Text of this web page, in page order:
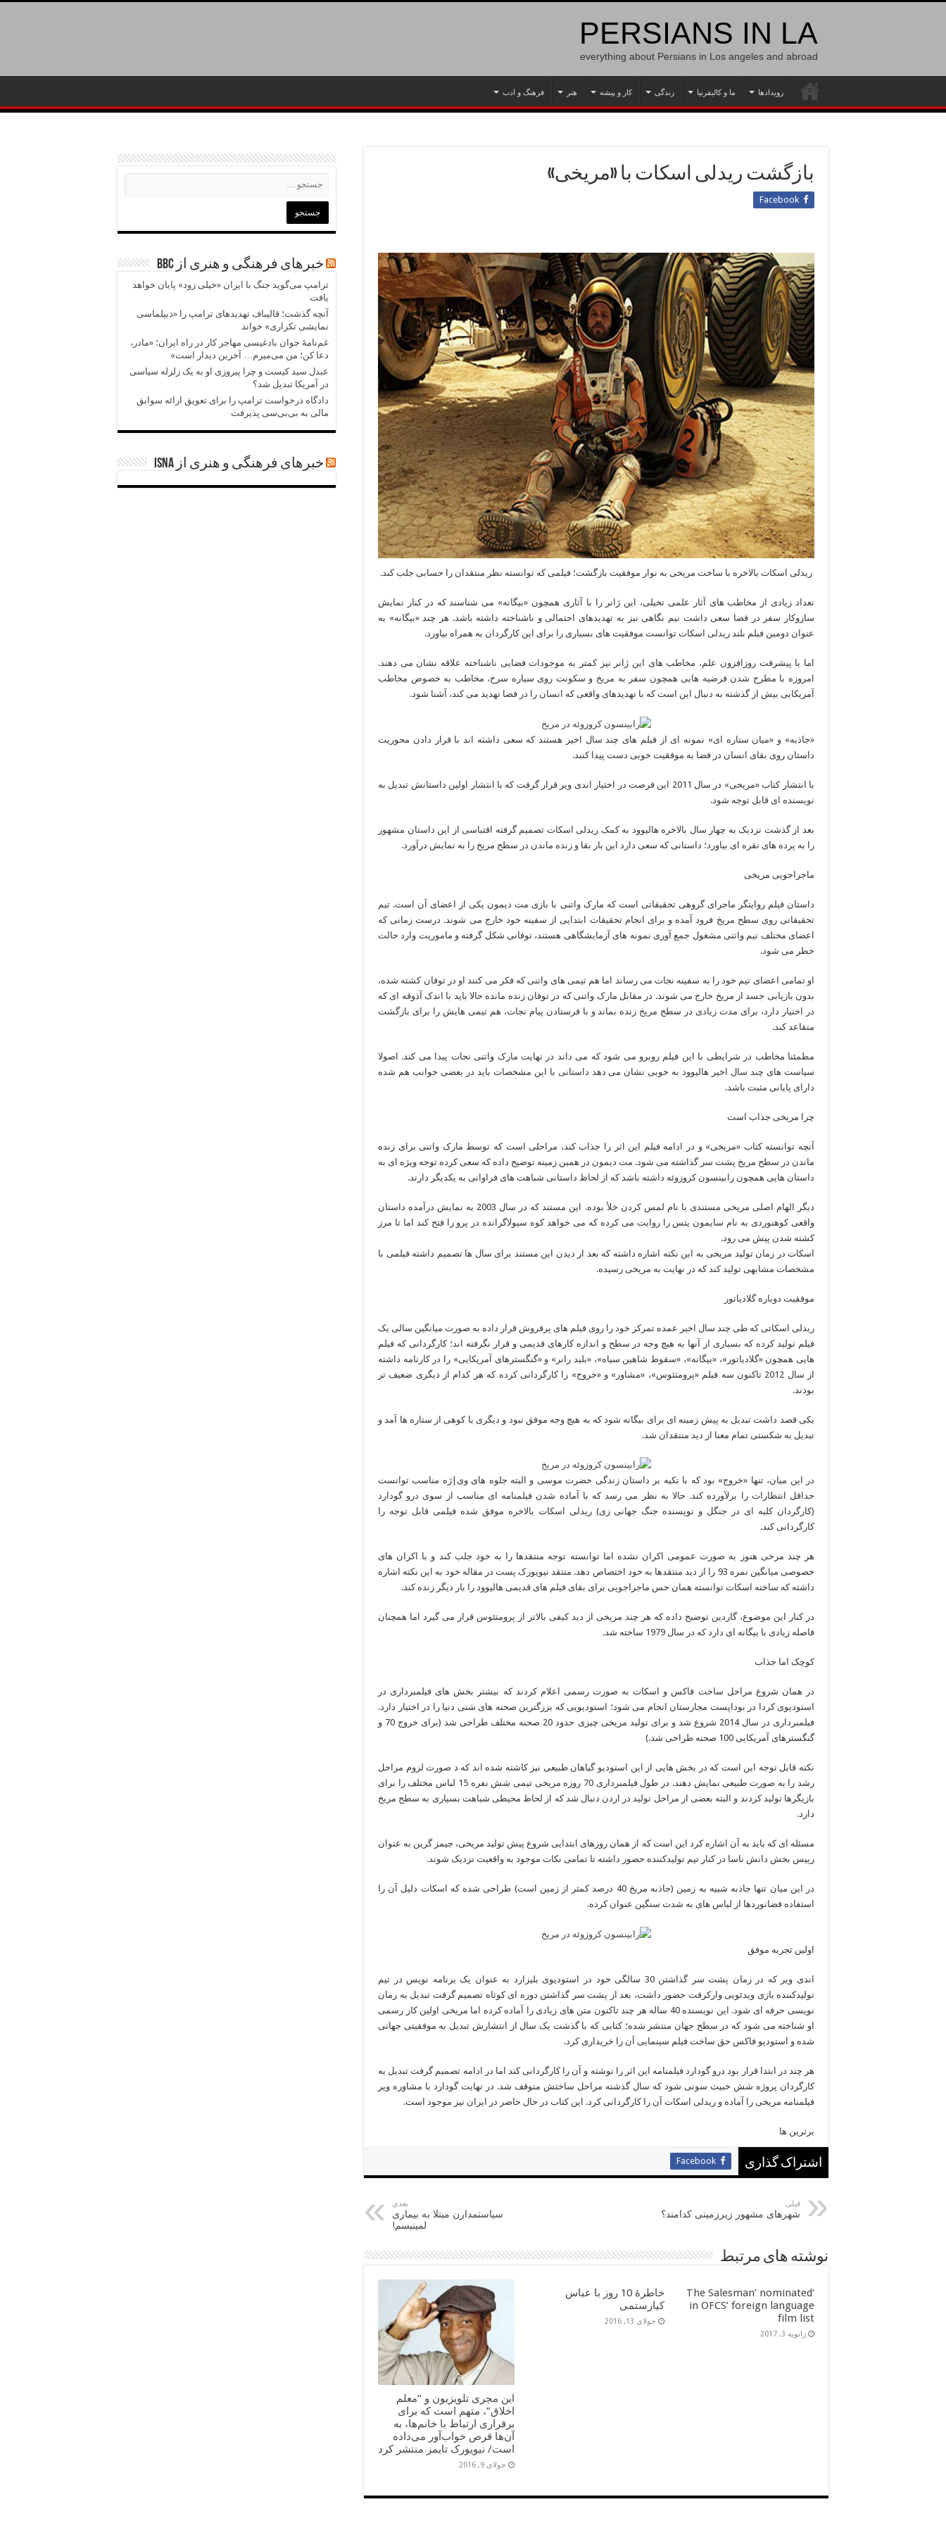
PERSIANS IN LA
everything about Persians in Los angeles and abroad
رویدادها ما و کالیفرنیا زندگی کار و پیشه هنر فرهنگ و ادب
بازگشت ریدلی اسکات با «مریخی»
Facebook
ریدلی اسکات بالاخره با ساخت مریخی به نوار موفقیت بازگشت؛ فیلمی که توانسته نظر منتقدان را حسابی جلب کند.
تعداد زیادی از مخاطب های آثار علمی تخیلی، این ژانر را با آثاری همچون «بیگانه» می شناسند که در کنار نمایش
سازوکار سفر در فضا سعی داشت نیم نگاهی نیز به تهدیدهای احتمالی و ناشناخته داشته باشد. هر چند «بیگانه» به
عنوان دومین فیلم بلند ریدلی اسکات توانست موفقیت های بسیاری را برای این کارگردان به همراه بیاورد.
اما با پیشرفت روزافزون علم، مخاطب های این ژانر نیز کمتر به موجودات فضایی ناشناخته علاقه نشان می دهند.
امروزه با مطرح شدن فرضیه هایی همچون سفر به مریخ و سکونت روی سیاره سرخ، مخاطب به خصوص مخاطب
آمریکایی بیش از گذشته به دنبال این است که با تهدیدهای واقعی که انسان را در فضا تهدید می کند، آشنا شود.
«جاذبه» و «میان ستاره ای» نمونه ای از فیلم های چند سال اخیر هستند که سعی داشته اند با قرار دادن محوریت
داستان روی بقای انسان در فضا به موفقیت خوبی دست پیدا کنند.
با انتشار کتاب «مریخی» در سال 2011 این فرصت در اختیار اندی ویر قرار گرفت که با انتشار اولین داستانش تبدیل به
نویسنده ای قابل توجه شود.
بعد از گذشت نزدیک به چهار سال بالاخره هالیوود به کمک ریدلی اسکات تصمیم گرفته اقتباسی از این داستان مشهور
را به پرده های نقره ای بیاورد؛ داستانی که سعی دارد این بار بقا و زنده ماندن در سطح مریخ را به نمایش درآورد.
ماجراجویی مریخی
داستان فیلم روایتگر ماجرای گروهی تحقیقاتی است که مارک واتنی با بازی مت دیمون یکی از اعضای آن است. تیم
تحقیقاتی روی سطح مریخ فرود آمده و برای انجام تحقیقات ابتدایی از سفینه خود خارج می شوند. درست زمانی که
اعضای مختلف تیم واتنی مشغول جمع آوری نمونه های آزمایشگاهی هستند، توفانی شکل گرفته و ماموریت وارد حالت
خطر می شود.
او تمامی اعضای تیم خود را به سفینه نجات می رساند اما هم تیمی های واتنی که فکر می کنند او در توفان کشته شده،
بدون بازیابی جسد از مریخ خارج می شوند. در مقابل مارک واتنی که در توفان زنده مانده حالا باید با اندک آذوقه ای که
در اختیار دارد، برای مدت زیادی در سطح مریخ زنده بماند و با فرستادن پیام نجات، هم تیمی هایش را برای بازگشت
متقاعد کند.
مطمئنا مخاطب در شرایطی با این فیلم روبرو می شود که می داند در نهایت مارک واتنی نجات پیدا می کند. اصولا
سیاست های چند سال اخیر هالیوود به خوبی نشان می دهد داستانی با این مشخصات باید در بعضی جوانب هم شده
دارای پایانی مثبت باشد.
چرا مریخی جذاب است
آنچه توانسته کتاب «مریخی» و در ادامه فیلم این اثر را جذاب کند، مراحلی است که توسط مارک واتنی برای زنده
ماندن در سطح مریخ پشت سر گذاشته می شود. مت دیمون در همین زمینه توضیح داده که سعی کرده توجه ویژه ای به
داستان هایی همچون رابینسون کروزوئه داشته باشد که از لحاظ داستانی شباهت های فراوانی به یکدیگر دارند.
دیگر الهام اصلی مریخی مستندی با نام لمس کردن خلأ بوده. این مستند که در سال 2003 به نمایش درآمده داستان
واقعی کوهنوردی به نام سایمون یتس را روایت می کرده که می خواهد کوه سیولاگرانده در پرو را فتح کند اما تا مرز
کشته شدن پیش می رود.
اسکات در زمان تولید مریخی به این نکته اشاره داشته که بعد از دیدن این مستند برای سال ها تصمیم داشته فیلمی با
مشخصات مشابهی تولید کند که در نهایت به مریخی رسیده.
موفقیت دوباره گلادیاتور
ریدلی اسکاتی که طی چند سال اخیر عمده تمرکز خود را روی فیلم های پرفروش قرار داده به صورت میانگین سالی یک
فیلم تولید کرده که بسیاری از آنها به هیچ وجه در سطح و اندازه کارهای قدیمی و قرار نگرفته اند؛ کارگردانی که فیلم
هایی همچون «گلادیاتور»، «بیگانه»، «سقوط شاهین سیاه»، «بلید رانر» و «گنگسترهای آمریکایی» را در کارنامه داشته
از سال 2012 تاکنون سه فیلم «پرومتئوس»، «مشاور» و «خروج» را کارگردانی کرده که هر کدام از دیگری ضعیف تر
بودند.
یکی قصد داشت تبدیل به پیش زمینه ای برای بیگانه شود که به هیچ وجه موفق نبود و دیگری با کوهی از ستاره ها آمد و
تبدیل به شکستی تمام معنا از دید منتقدان شد.
در این میان، تنها «خروج» بود که با تکیه بر داستان زندگی حضرت موسی و البته جلوه های وی|ژه مناسب توانست
حداقل انتظارات را برلآورده کند. حالا به نظر می رسد که با آماده شدن فیلمنامه ای مناسب از سوی درو گودارد
(کارگردان کلبه ای در جنگل و نویسنده جنگ جهانی زی) ریدلی اسکات بالاخره موفق شده فیلمی قابل توجه را
کارگردانی کند.
هر چند مرخی هنوز به صورت عمومی اکران نشده اما توانسته توجه منتقدها را به خود جلب کند و با اکران های
خصوصی میانگین نمره 93 را از دید منتقدها به خود اختصاص دهد. منتقد نیویورک پست در مقاله خود به این نکته اشاره
داشته که ساخته اسکات توانسته همان حس ماجراجویی برای بقای فیلم های قدیمی هالیوود را بار دیگر زنده کند.
در کنار این موضوع، گاردین توضیح داده که هر چند مریخی از دید کیفی بالاتر از پرومتئوس قرار می گیرد اما همچنان
فاصله زیادی با بیگانه ای دارد که در سال 1979 ساخته شد.
کوچک اما جذاب
در همان شروع مراحل ساخت فاکس و اسکات به صورت رسمی اعلام کردند که بیشتر بخش های فیلمبرداری در
استودیوی کردا در بوداپست مجارستان انجام می شود؛ استودیویی که بزرگترین صحنه های شنی دنیا را در اختیار دارد.
فیلمبرداری در سال 2014 شروع شد و برای تولید مریخی چیزی حدود 20 صحنه مختلف طراحی شد (برای خروج 70 و
گنگسترهای آمریکایی 100 صحنه طراحی شد.)
نکته قابل توجه این است که در بخش هایی از این استودیو گیاهان طبیعی نیز کاشته شده اند که د صورت لزوم مراحل
رشد را به صورت طبیعی نمایش دهند. در طول فیلمبرداری 70 روزه مریخی تیمی شش نفره 15 لباس مختلف را برای
بازیگرها تولید کردند و البته بعضی از مراحل تولید در اردن دنبال شد که از لحاظ محیطی شباهت بسیاری به سطح مریخ
دارد.
مسئله ای که باید به آن اشاره کرد این است که از همان روزهای ابتدایی شروع پیش تولید مریخی، جیمز گرین به عنوان
رییس بخش دانش ناسا در کنار تیم تولیدکننده حضور داشته تا تمامی نکات موجود به واقعیت نزدیک شوند.
در این میان تنها جاذبه شبیه به زمین (جاذبه مریخ 40 درصد کمتر از زمین است) طراحی شده که اسکات دلیل آن را
استفاده فضانوردها از لباس های به شدت سنگین عنوان کرده.
اولین تجربه موفق
اندی ویر که در زمان پشت سر گذاشتن 30 سالگی خود در استودیوی بلیزارد به عنوان یک برنامه نویس در تیم
تولیدکننده بازی ویدئویی وارکرفت حضور داشت، بعد از پشت سر گذاشتن دوره ای کوتاه تصمیم گرفت تبدیل به رمان
نویسی حرفه ای شود. این نویسنده 40 ساله هر چند تاکنون متن های زیادی را آماده کرده اما مریخی اولین کار رسمی
او شناخته می شود که در سطح جهان منتشر شده؛ کتابی که با گذشت یک سال از انتشارش تبدیل به موفقیتی جهانی
شده و استودیو فاکس حق ساخت فیلم سینمایی آن را خریداری کرد.
هر چند در ابتدا قرار بود درو گودارد فیلمنامه این اثر را نوشته و آن را کارگردانی کند اما در ادامه تصمیم گرفت تبدیل به
کارگردان پروژه شش خبیث سونی شود که سال گذشته مراحل ساختش متوقف شد. در نهایت گودارد با مشاوره ویر
فیلمنامه مریخی را آماده و ریدلی اسکات آن را کارگردانی کرد. این کتاب در حال حاضر در ایران نیز موجود است.
برترین ها
اشتراک گذاری Facebook
قبلی
شهرهای مشهور زیرزمینی کدامند؟
بعدی
سیاستمدارن مبتلا به بیماری
لمپنیسم!
نوشته های مرتبط
‘The Salesman’ nominated
in OFCS’ foreign language
film list
ژانویه 3, 2017
خاطرۀ 10 روز با عباس
کیارستمی
جولای 13, 2016
این مجری تلویزیون و “معلم
اخلاق”، متهم است که برای
برقراری ارتباط با خانم‌ها، به
آن‌ها قرص خواب‌آور می‌داده
است/ نیویورک تایمز منتشر کرد
جولای 9, 2016
خبرهای فرهنگی و هنری از BBC
ترامپ می‌گوید جنگ با ایران «خیلی زود» پایان خواهد
یافت
آنچه گذشت؛ قالیباف تهدیدهای ترامپ را «دیپلماسی
نمایشی تکراری» خواند
غم‌نامهٔ جوان بادغیسی مهاجر کار در راه ایران؛ «مادر،
دعا کن؛ من می‌میرم… آخرین دیدار است»
عبدل سید کیست و چرا پیروزی‌ او به یک زلزله سیاسی
در آمریکا تبدیل شد؟
دادگاه درخواست ترامپ را برای تعویق ارائه سوابق
مالی به بی‌بی‌سی پذیرفت
خبرهای فرهنگی و هنری از ISNA